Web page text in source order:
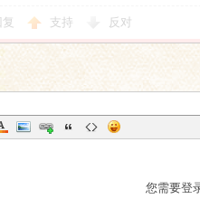
复 支持 反对
您需要登